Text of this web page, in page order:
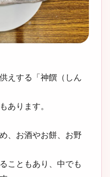
えする「神饌（しん
あります。
、お酒やお餅、お野
こともあり、中でも